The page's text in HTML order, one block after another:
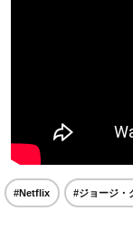
#Netflix #ジョージ・